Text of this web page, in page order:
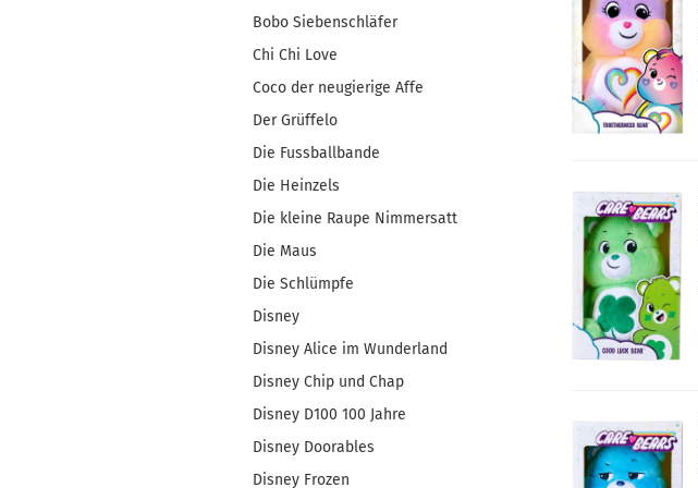
Bobo Siebenschläfer
Chi Chi Love
Coco der neugierige Affe
Der Grüffelo
Die Fussballbande
Die Heinzels
Die kleine Raupe Nimmersatt
Die Maus
Die Schlümpfe
Disney
Disney Alice im Wunderland
Disney Chip und Chap
Disney D100 100 Jahre
Disney Doorables
Disney Frozen